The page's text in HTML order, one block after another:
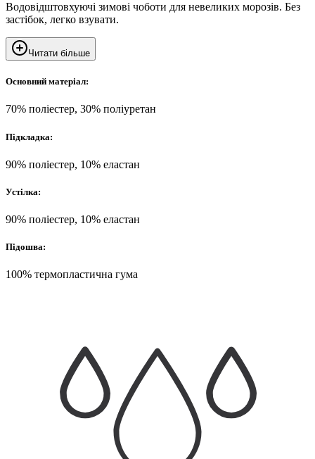
Водовідштовхуючі зимові чоботи для невеликих морозів. Без
застібок, легко взувати.
Читати більше
Основний матеріал:
70% поліестер, 30% поліуретан
Підкладка:
90% поліестер, 10% еластан
Устілка:
90% поліестер, 10% еластан
Підошва:
100% термопластична гума